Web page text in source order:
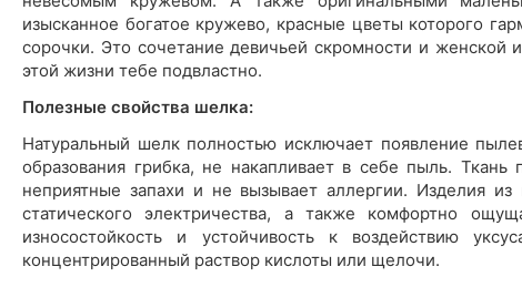
изысканное богатое кружево, красные цветы которого
сорочки. Это сочетание девичьей скромности и женской
этой жизни тебе подвластно.
Полезные свойства шелка:
Натуральный шелк полностью исключает появление
образования грибка, не накапливает в себе пыль.
неприятные запахи и не вызывает аллергии. Изделия
статического электричества, а также комфортно
износостойкость и устойчивость к воздействию
концентрированный раствор кислоты или щелочи.